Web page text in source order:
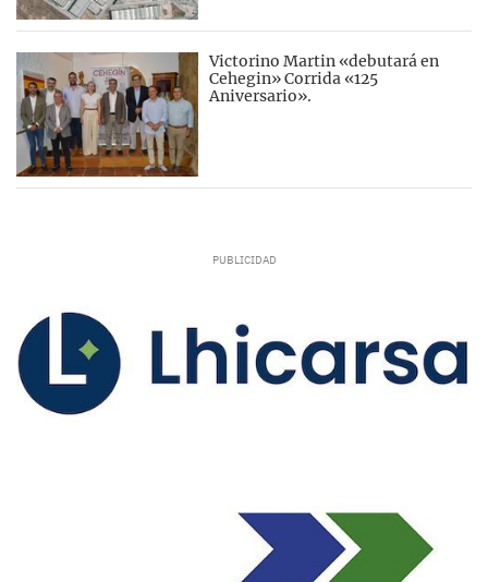
Victorino Martin «debutará en
Cehegin» Corrida «125
Aniversario».